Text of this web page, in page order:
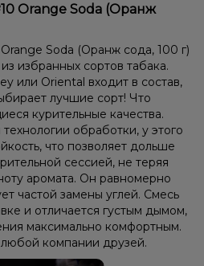
Orange Soda (Оранж
Soda (Оранж сода, 100 г)
избранных сортов табака.
или Oriental входит в состав,
лучшие сорт! Что
курительные качества.
обработки, у этого
что позволяет дольше
сессией, не теряя
аромата. Он равномерно
частой замены углей. Смесь
и отличается густым дымом,
максимально комфортным.
компании друзей.